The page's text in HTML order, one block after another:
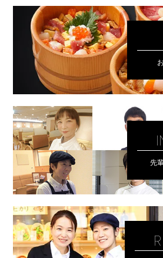
先